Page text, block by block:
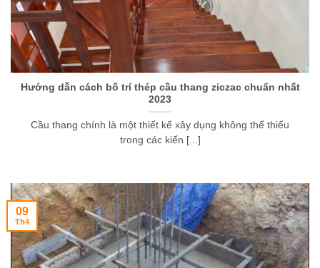
Hướng dẫn cách bố trí thép cầu thang ziczac chuẩn nhất
2023
Cầu thang chính là một thiết kế xây dụng không thể thiếu
trong các kiến [...]
09
Th4